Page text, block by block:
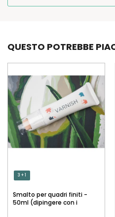
QUESTO POTREBBE
3 + 1
Smalto per quadri finiti -
50ml (dipingere con i